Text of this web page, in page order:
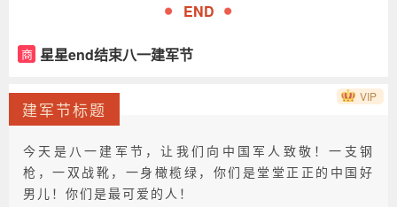
END
商 星星end结束八一建军节
建军节标题
今天是八一建军节，让我们向中国军人致敬！一支钢
枪，一双战靴，一身橄榄绿，你们是堂堂正正的中国好
男儿！你们是最可爱的人！
VIP